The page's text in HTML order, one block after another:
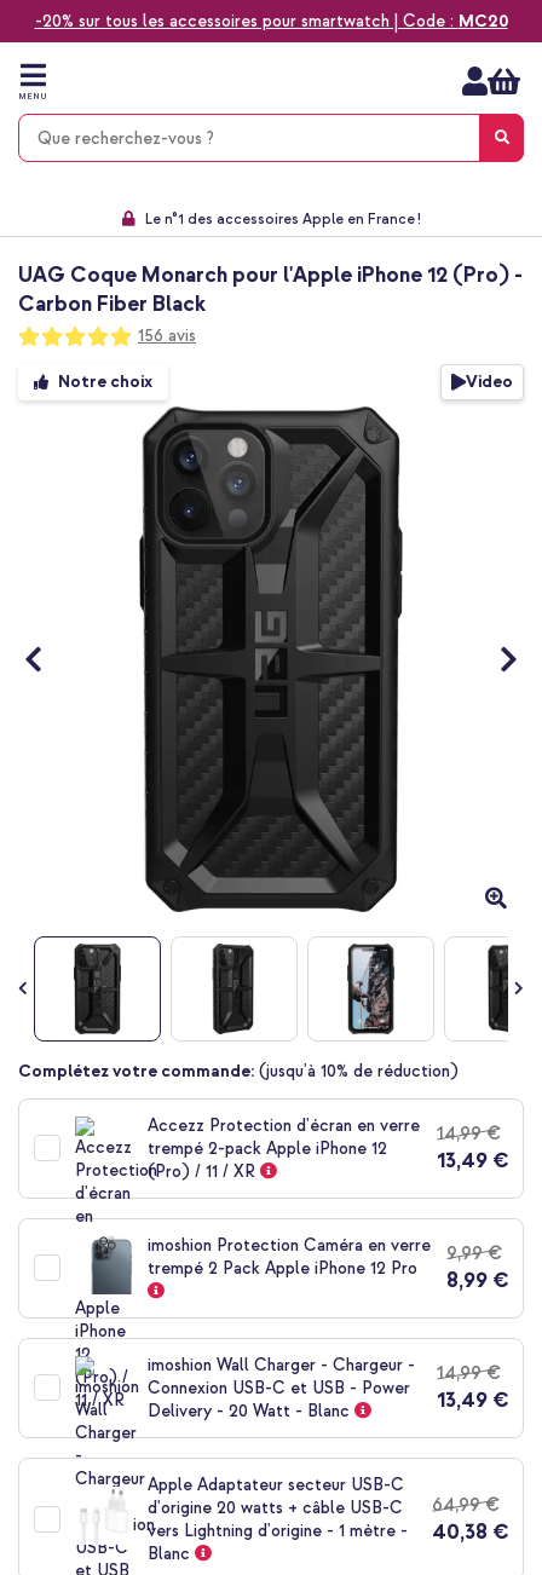
-20% sur tous les accessoires pour smartwatch | Code : MC20
Aller
contenu
MENU
Le n°1 des accessoires Apple en France !
UAG Coque Monarch pour l'Apple iPhone 12 (Pro) -
Carbon Fiber Black
Notation:
98
100
156 avis
Passer
à
Notre choix Video
Passer
de
Complétez votre commande: (jusqu'à 10% de réduction)
Accezz Protection d'écran en verre
trempé 2-pack Apple iPhone 12
(Pro) / 11 / XR
14,99 €
13,49 €
imoshion Protection Caméra en verre
trempé 2 Pack Apple iPhone 12 Pro
9,99 €
8,99 €
imoshion Wall Charger - Chargeur -
Connexion USB-C et USB - Power
Delivery - 20 Watt - Blanc
14,99 €
13,49 €
Apple Adaptateur secteur USB-C
d'origine 20 watts + câble USB-C
vers Lightning d'origine - 1 mètre -
Blanc
64,99 €
40,38 €